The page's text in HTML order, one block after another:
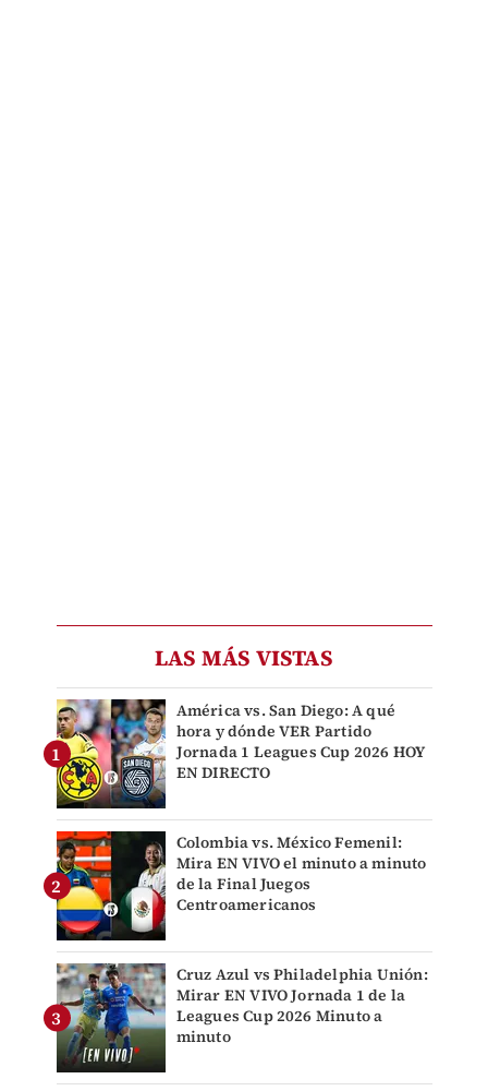
LAS MÁS VISTAS
América vs. San Diego: A qué
hora y dónde VER Partido
Jornada 1 Leagues Cup 2026 HOY
EN DIRECTO
Colombia vs. México Femenil:
Mira EN VIVO el minuto a minuto
de la Final Juegos
Centroamericanos
Cruz Azul vs Philadelphia Unión:
Mirar EN VIVO Jornada 1 de la
Leagues Cup 2026 Minuto a
minuto